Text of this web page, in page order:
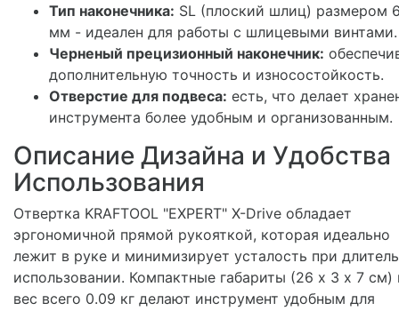
Тип наконечника: SL (плоский шлиц) размером
мм - идеален для работы с шлицевыми винтами.
Черненый прецизионный наконечник:
дополнительную точность и износостойкость.
Отверстие для подвеса: есть, что делает
инструмента более удобным и организованным.
Описание Дизайна и Удобства
Использования
Отвертка KRAFTOOL "EXPERT" X-Drive обладает
эргономичной прямой рукояткой, которая идеально
лежит в руке и минимизирует усталость при
использовании. Компактные габариты (26 х 3 х 7 см)
вес всего 0.09 кг делают инструмент удобным для